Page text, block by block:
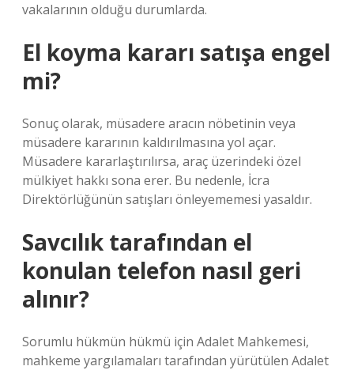
vakalarının olduğu durumlarda.
El koyma kararı satışa engel
mi?
Sonuç olarak, müsadere aracın nöbetinin veya
müsadere kararının kaldırılmasına yol açar.
Müsadere kararlaştırılırsa, araç üzerindeki özel
mülkiyet hakkı sona erer. Bu nedenle, İcra
Direktörlüğünün satışları önleyememesi yasaldır.
Savcılık tarafından el
konulan telefon nasıl geri
alınır?
Sorumlu hükmün hükmü için Adalet Mahkemesi,
mahkeme yargılamaları tarafından yürütülen Adalet